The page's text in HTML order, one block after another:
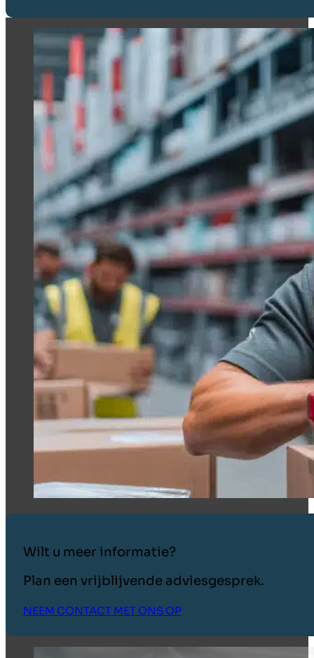
Wilt u meer informatie?
Plan een vrijblijvende adviesgesprek.
NEEM CONTACT MET ONS OP